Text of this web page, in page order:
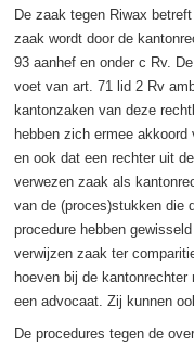
De zaak tegen Riwax
zaak wordt door de
93 aanhef en onder c Rv.
voet van art. 71 lid 2 Rv
kantonzaken van deze
hebben zich ermee
en ook dat een rechter uit
verwezen zaak als
van de (proces)stukken die
procedure hebben
verwijzen zaak ter
hoeven bij de kantonrechter
een advocaat. Zij kunnen
De procedures tegen de